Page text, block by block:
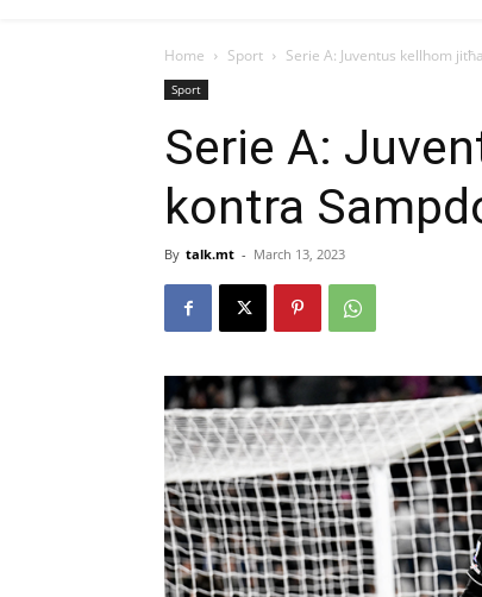
Home Sport Serie A: Juventus kellhom
Sport
Serie A:
kontra
By talk.mt - March 13, 2023